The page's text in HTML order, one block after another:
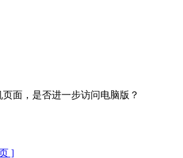
面，是否进一步访问电脑版？
]